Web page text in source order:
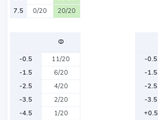
7.5
0/20 20/20
Ф
-0.5
11/20
-1.5
6/20
-2.5
4/20
-3.5
2/20
-4.5
1/20
-0.5
-1.5
-2.5
-3.5
+0.5